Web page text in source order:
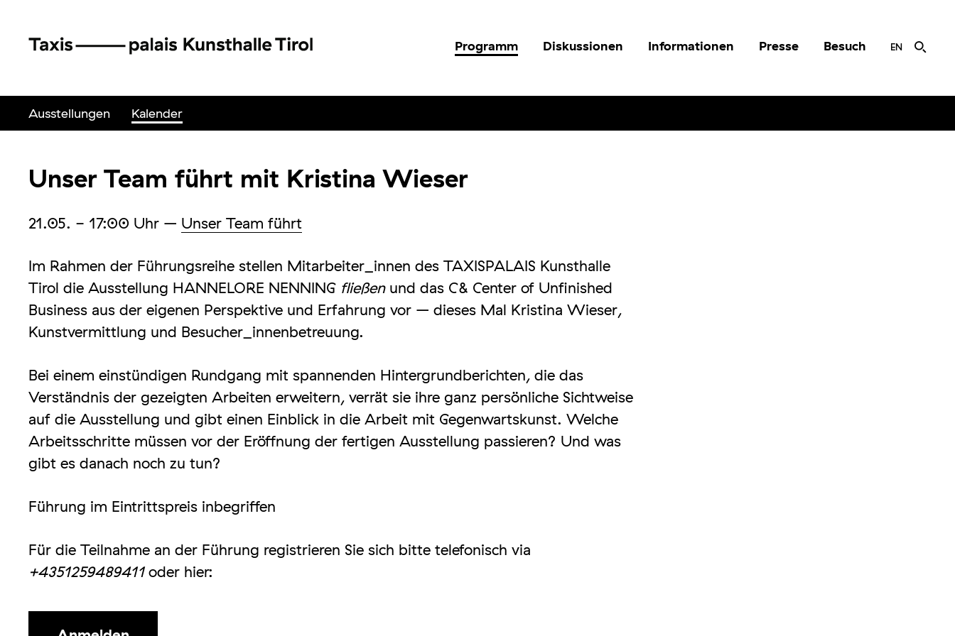
Programm Diskussionen Informationen Presse Besuch EN
Ausstellungen Kalender
Unser Team führt mit Kristina Wieser
21.05. - 17:00 Uhr – Unser Team führt
Im Rahmen der Führungsreihe stellen Mitarbeiter_innen des TAXISPALAIS Kunsthalle
Tirol die Ausstellung HANNELORE NENNING fließenund das C& Center of Unfinished
Business aus der eigenen Perspektive und Erfahrung vor – dieses Mal Kristina Wieser,
Kunstvermittlung und Besucher_innenbetreuung.
Bei einem einstündigen Rundgang mit spannenden Hintergrundberichten, die das
Verständnis der gezeigten Arbeiten erweitern, verrät sie ihre ganz persönliche Sichtweise
auf die Ausstellung und gibt einen Einblick in die Arbeit mit Gegenwartskunst. Welche
Arbeitsschritte müssen vor der Eröffnung der fertigen Ausstellung passieren? Und was
gibt es danach noch zu tun?
Führung im Eintrittspreis inbegriffen
Für die Teilnahme an der Führung registrieren Sie sich bitte telefonisch via
+4351259489411oder hier: